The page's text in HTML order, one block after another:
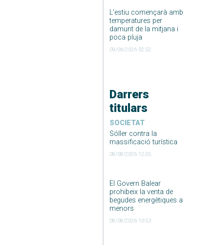
L’estiu començarà amb
temperatures per
damunt de la mitjana i
poca pluja
09/06/2026 02:52
Darrers
titulars
SOCIETAT
Sóller contra la
massificació turística
08/08/2026 12:05
El Govern Balear
prohibeix la venta de
begudes energètiques a
menors
08/08/2026 10:53